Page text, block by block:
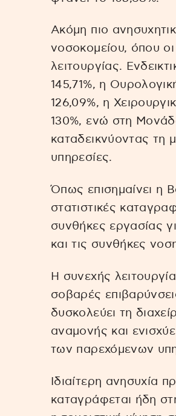
Ακόμη πιο
νοσοκομείου, όπου
λειτουργίας.
145,71%, η
126,09%, η
130%, ενώ στη
καταδεικνύοντας τη
υπηρεσίες.
Όπως επισημαίνει η
στατιστικές
συνθήκες εργασίας
και τις συνθήκες
Η συνεχής
σοβαρές
δυσκολεύει τη
αναμονής και
των παρεχόμενων
Ιδιαίτερη ανησυχία
καταγράφεται ήδη